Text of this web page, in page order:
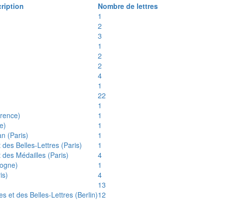
Nombre de lettres
1
2
3
1
2
2
4
1
22
1
1
1
(Paris)
1
Belles-Lettres (Paris)
1
Médailles (Paris)
4
1
4
13
et des Belles-Lettres (Berlin)12